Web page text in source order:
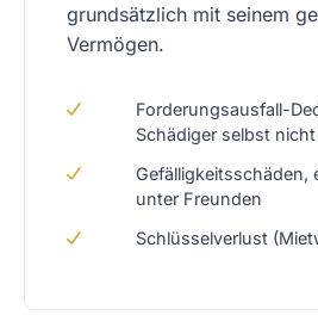
grundsätzlich mit seinem
Vermögen.
Forderungsausfall-
Schädiger selbst
Gefälligkeitsschäden,
unter Freunden
Schlüsselverlust